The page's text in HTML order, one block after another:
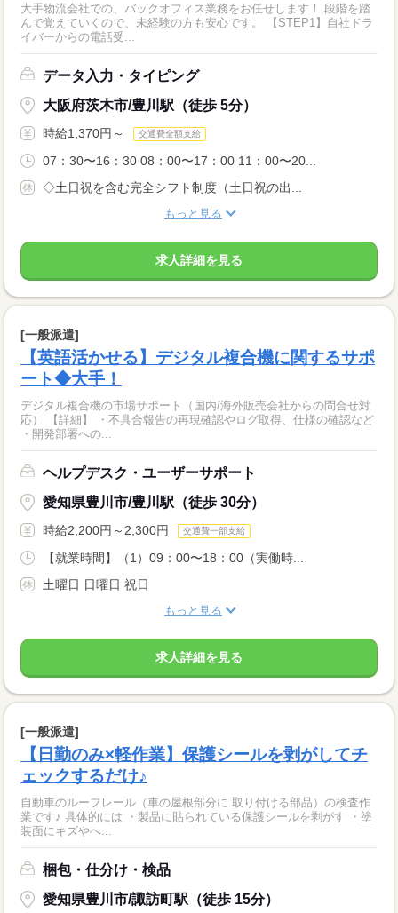
大手物流会社での、バックオフィス業務をお任せします！ 段階を踏
んで覚えていくので、未経験の方も安心です。 【STEP1】自社ドラ
イバーからの電話受...
データ入力・タイピング
大阪府茨木市/豊川駅（徒歩 5分）
時給1,370円～ 交通費全額支給
07：30〜16：30 08：00〜17：00 11：00〜20...
◇土日祝を含む完全シフト制度（土日祝の出...
もっと見る
求人詳細を見る
[一般派遣]
【英語活かせる】デジタル複合機に関するサポ
ート◆大手！
デジタル複合機の市場サポート（国内/海外販売会社からの問合せ対
応） 【詳細】 ・不具合報告の再現確認やログ取得、仕様の確認など
・開発部署への...
ヘルプデスク・ユーザーサポート
愛知県豊川市/豊川駅（徒歩 30分）
時給2,200円～2,300円 交通費一部支給
【就業時間】（1）09：00〜18：00（実働時...
土曜日 日曜日 祝日
もっと見る
求人詳細を見る
[一般派遣]
【日勤のみ×軽作業】保護シールを剥がしてチ
ェックするだけ♪
自動車のルーフレール（車の屋根部分に 取り付ける部品）の検査作
業です♪ 具体的には ・製品に貼られている保護シールを剥がす ・塗
装面にキズやへ...
梱包・仕分け・検品
愛知県豊川市/諏訪町駅（徒歩 15分）